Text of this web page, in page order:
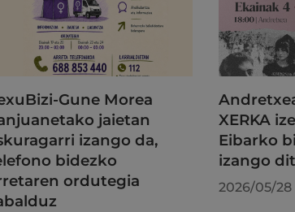
Gune Morea
jaietan
izango da,
bidezko
ordutegia
XERKA
Eibarko
izango
2026/05/28